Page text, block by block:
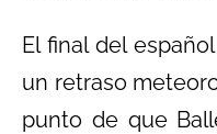
El final del
un retraso
punto de que